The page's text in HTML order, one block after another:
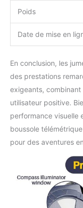
Poids
Date de mise en
En conclusion, les
des prestations
exigeants,
utilisateur positive.
performance visuelle
boussole
pour des aventures